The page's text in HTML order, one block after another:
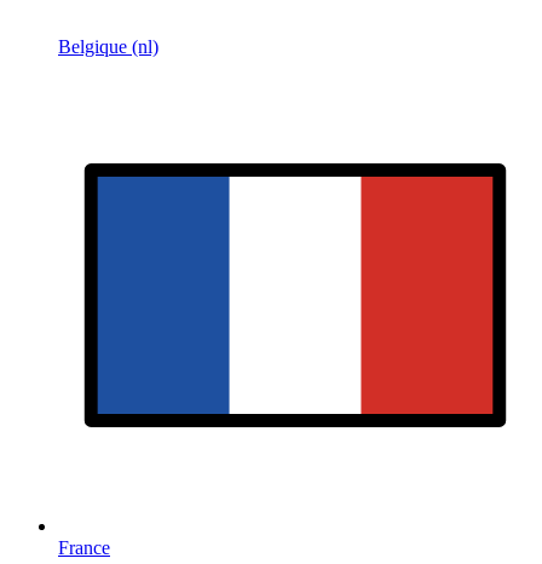
Belgique (nl)
France